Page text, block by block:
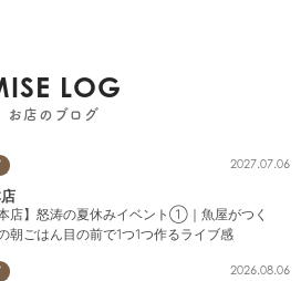
LOG
お店のブログ
2027.07.06
本店】怒涛の夏休みイベント①｜魚屋がつく
朝ごはん目の前で1つ1つ作るライブ感
2026.08.06